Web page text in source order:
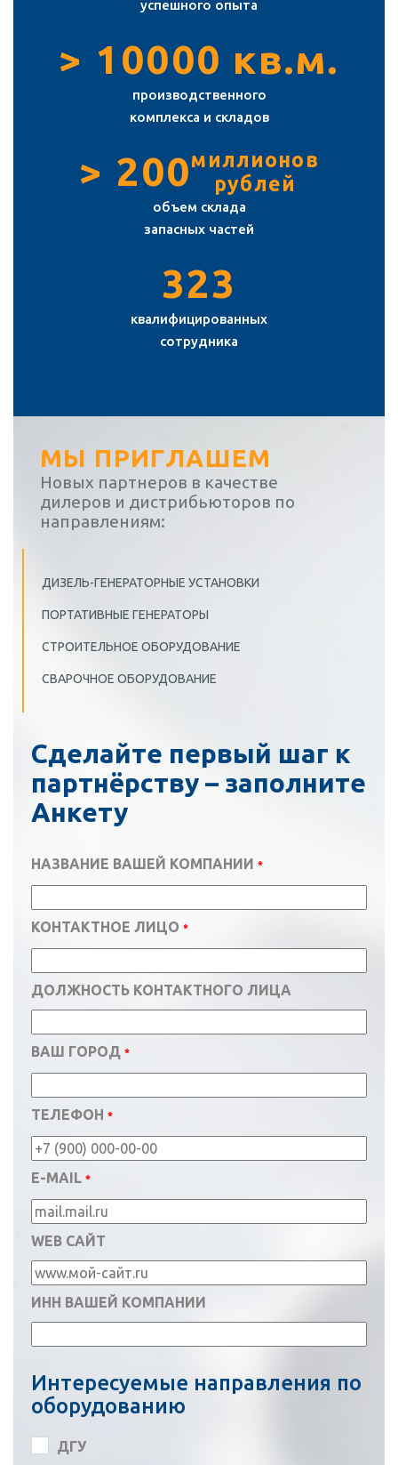
успешного опыта
> 10000 кв.м.
производственного
комплекса и складов
> 200миллионов
рублей
объем склада
запасных частей
323
квалифицированных
сотрудника
МЫ ПРИГЛАШЕМ
Новых партнеров в качестве
дилеров и дистрибьюторов по
направлениям:
ДИЗЕЛЬ-ГЕНЕРАТОРНЫЕ УСТАНОВКИ
ПОРТАТИВНЫЕ ГЕНЕРАТОРЫ
СТРОИТЕЛЬНОЕ ОБОРУДОВАНИЕ
СВАРОЧНОЕ ОБОРУДОВАНИЕ
Сделайте первый шаг к
партнёрству – заполните
Анкету
НАЗВАНИЕ ВАШЕЙ КОМПАНИИ *
КОНТАКТНОЕ ЛИЦО *
ДОЛЖНОСТЬ КОНТАКТНОГО ЛИЦА
ВАШ ГОРОД *
ТЕЛЕФОН *
E-MAIL *
WEB САЙТ
ИНН ВАШЕЙ КОМПАНИИ
Интересуемые направления по
оборудованию
ДГУ